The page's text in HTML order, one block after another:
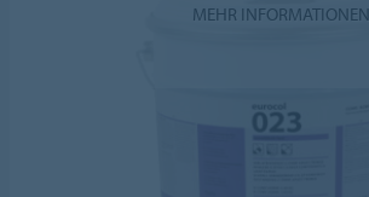
MEHR INFORMATIONEN